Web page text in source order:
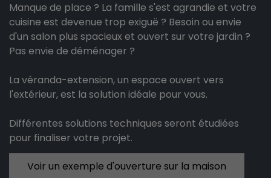
Manque de place ? La famille s'est agrandie et votre
cuisine est devenue trop exiguë ? Besoin ou envie
d'un salon plus spacieux et ouvert sur votre jardin ?
Pas envie de déménager ?
La véranda-extension, un espace ouvert vers
l'extérieur, est la solution idéale pour vous.
Différentes solutions techniques seront étudiées
pour finaliser votre projet.
Voir un exemple d'ouverture sur la maison